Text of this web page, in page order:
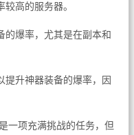
高的服务器。
的爆率，尤其是在副本和
提升神器装备的爆率，因
一项充满挑战的任务，但